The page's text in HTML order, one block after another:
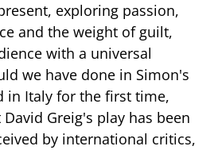
exploring passion,
and the weight of guilt,
with a universal
we have done in Simon's
in Italy for the first time,
Greig's play has been
by international critics,